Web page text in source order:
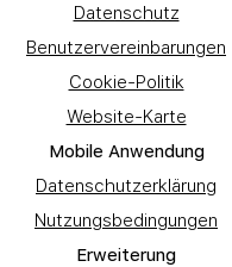
Datenschutz
Benutzervereinbarungen
Cookie-Politik
Website-Karte
Mobile Anwendung
Datenschutzerklärung
Nutzungsbedingungen
Erweiterung